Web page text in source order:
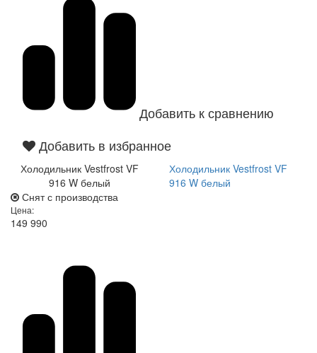
Добавить к сравнению
Добавить в избранное
Холодильник Vestfrost VF
916 W белый
Холодильник Vestfrost VF
916 W белый
Снят с производства
Цена:
149 990